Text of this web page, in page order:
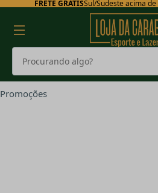
FRETE GRÁTISSul/Sudeste acima de
Promoções